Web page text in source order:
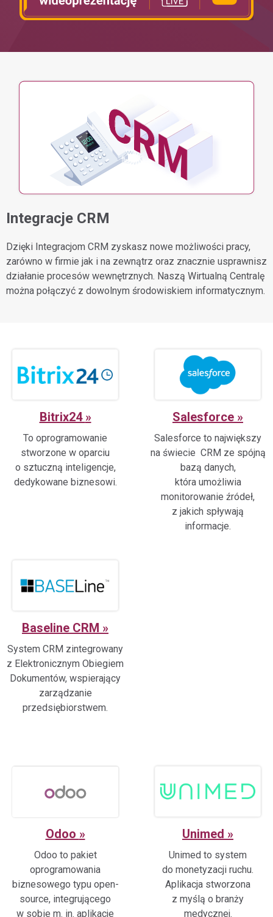
Integracje CRM
Dzięki Integracjom CRM zyskasz nowe możliwości pracy,
zarówno w firmie jak i na zewnątrz oraz znacznie usprawnisz
działanie procesów wewnętrznych. Naszą Wirtualną Centralę
można połączyć z dowolnym środowiskiem informatycznym.
Bitrix24
To oprogramowanie
stworzone w oparciu
o sztuczną inteligencje,
dedykowane biznesowi.
Salesforce
Salesforce to największy
na świecie CRM ze spójną
bazą danych,
która umożliwia
monitorowanie źródeł,
z jakich spływają
informacje.
Baseline CRM
System CRM zintegrowany
z Elektronicznym Obiegiem
Dokumentów, wspierający
zarządzanie
przedsiębiorstwem.
Odoo
Odoo to pakiet
oprogramowania
biznesowego typu open-
source, integrującego
w sobie m. in. aplikacje
Unimed
Unimed to system
do monetyzacji ruchu.
Aplikacja stworzona
z myślą o branży
medycznej.